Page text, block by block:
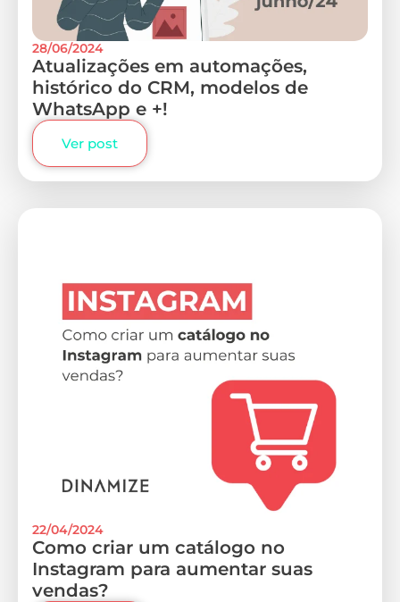
28/06/2024
Atualizações em automações,
histórico do CRM, modelos de
WhatsApp e +!
Ver post
22/04/2024
Como criar um catálogo no
Instagram para aumentar suas
vendas?